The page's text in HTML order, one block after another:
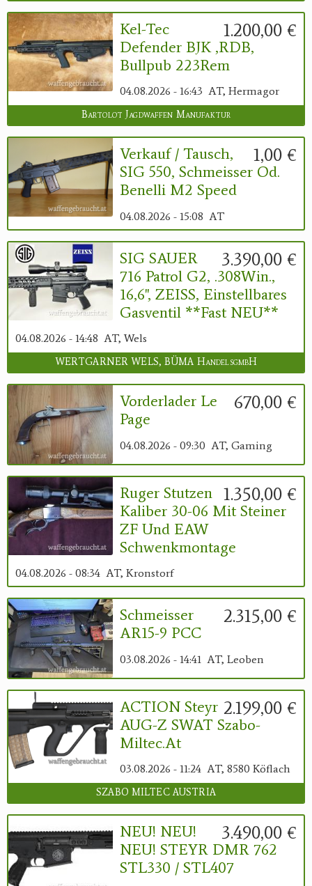
1.200,00 €
Kel-Tec
Defender BJK ,RDB,
Bullpub 223Rem
04.08.2026 - 16:43 AT, Hermagor
Bartolot Jagdwaffen Manufaktur
1,00 €
Verkauf / Tausch,
SIG 550, Schmeisser Od.
Benelli M2 Speed
04.08.2026 - 15:08 AT
3.390,00 €
SIG SAUER
716 Patrol G2, .308Win.,
16,6", ZEISS, Einstellbares
Gasventil **fast NEU**
04.08.2026 - 14:48 AT, Wels
WERTGARNER WELS, BÜMA HandelsgmbH
670,00 €
Vorderlader Le
Page
04.08.2026 - 09:30 AT, Gaming
1.350,00 €
Ruger Stutzen
Kaliber 30-06 Mit Steiner
ZF Und EAW
Schwenkmontage
04.08.2026 - 08:34 AT, Kronstorf
2.315,00 €
Schmeisser
AR15-9 PCC
03.08.2026 - 14:41 AT, Leoben
2.199,00 €
ACTION Steyr
AUG-Z SWAT Szabo-
Miltec.at
03.08.2026 - 11:24 AT, 8580 Köflach
SZABO MILTEC AUSTRIA
3.490,00 €
NEU! NEU!
NEU! STEYR DMR 762
STL330 / STL407